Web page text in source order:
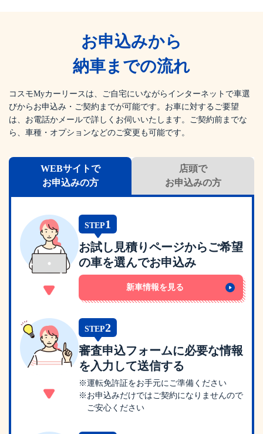
お申込みから
納車までの流れ
コスモMyカーリースは、ご自宅にいながらインターネットで車選
びからお申込み・ご契約までが可能です。 お車に対するご要望
は、お電話かメールで詳しくお伺いいたします。 ご契約前までな
ら、車種・オプションなどのご変更も可能です。
WEBサイトで
お申込みの方
店頭で
お申込みの方
STEP1
お試し見積りページからご希望
の車を選んでお申込み
新車情報を見る
STEP2
審査申込フォームに必要な情報
を入力して送信する
※運転免許証をお手元にご準備ください
※お申込みだけではご契約になりませんので
ご安心ください